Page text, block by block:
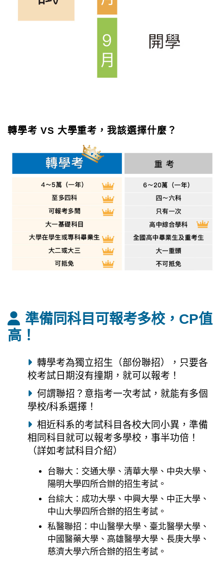
轉學考 VS 大學重考，我該選擇什麼？
準備同科目可報考多校，CP值
高！
轉學考為獨立招生（部份聯招），只要各
校考試日期沒有撞期，就可以報考！
何謂聯招？意指考一次考試，就能有多個
學校/科系選擇！
相近科系的考試科目各校大同小異，準備
相同科目就可以報考多學校，事半功倍！
（詳如考試科目介紹）
台聯大：交通大學、清華大學、中央大學、
陽明大學四所合辦的招生考試。
台綜大：成功大學、中興大學、中正大學、
中山大學四所合辦的招生考試。
私醫聯招：中山醫學大學、臺北醫學大學、
中國醫藥大學、高雄醫學大學、長庚大學、
慈濟大學六所合辦的招生考試。